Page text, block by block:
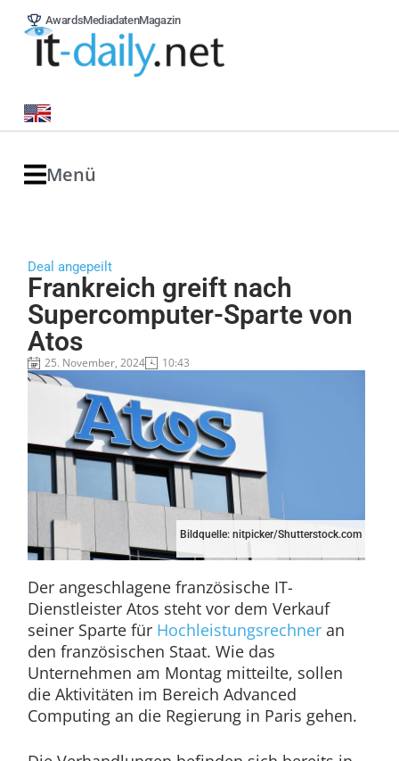
AwardsMediadatenMagazin
Menü
Deal angepeilt
Frankreich greift nach
Supercomputer-Sparte von
Atos
25. November, 2024 10:43
Bildquelle: nitpicker/Shutterstock.com
Der angeschlagene französische IT-
Dienstleister Atos steht vor dem Verkauf
seiner Sparte für Hochleistungsrechneran
den französischen Staat. Wie das
Unternehmen am Montag mitteilte, sollen
die Aktivitäten im Bereich Advanced
Computing an die Regierung in Paris gehen.